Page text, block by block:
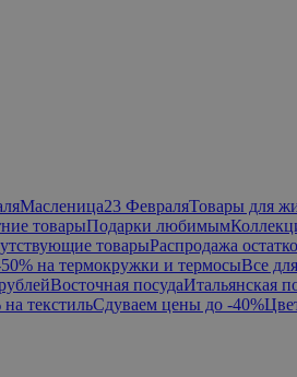
Масленица23 ФевраляТовары для
товарыПодарки любимым
товарыРаспродажа
на термокружки и термосыВсе
Восточная посудаИтальянская
текстильСдуваем цены до -40%